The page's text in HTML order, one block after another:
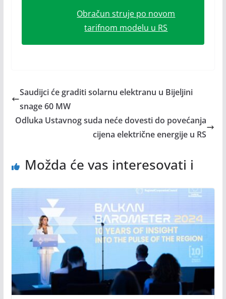
Obračun struje po novom
tarifnom modelu u RS
Saudijci će graditi solarnu elektranu u Bijeljini
snage 60 MW
Odluka Ustavnog suda neće dovesti do povećanja
cijena električne energije u RS
Možda će vas interesovati i